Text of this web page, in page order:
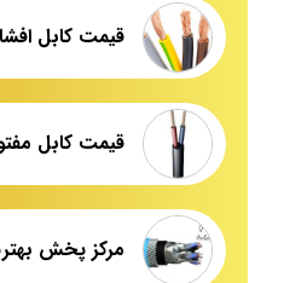
قیمت کابل افشان
قیمت کابل
مرکز پخش